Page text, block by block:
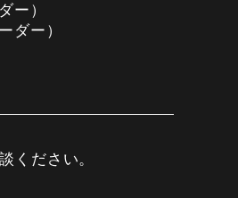
ー）
ダー）
ください。